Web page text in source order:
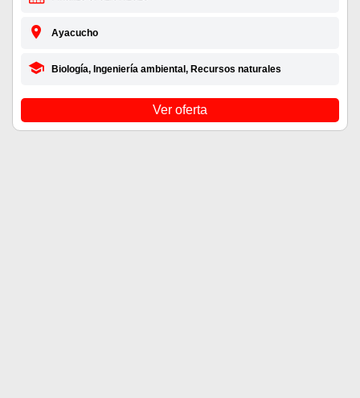
Ayacucho
Biología, Ingeniería ambiental, Recursos naturales
Ver oferta